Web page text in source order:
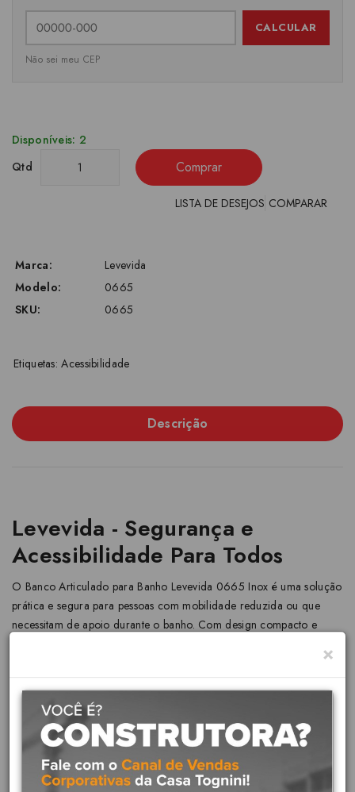
CALCULAR
Não sei meu CEP
Disponíveis: 2
Qtd
Comprar
LISTA DE DESEJOS COMPARAR
Marca:
Levevida
Modelo:
0665
SKU:
0665
Etiquetas:Acessibilidade
Descrição
Levevida - Segurança e
Acessibilidade Para Todos
O Banco Articulado para Banho Levevida 0665 Inox é uma solução
prática e segura para pessoas com mobilidade reduzida ou que
necessitam de apoio durante o banho. Com design compacto e
Características:
Estrutura:Fabricado em inox, material resistente à umidade
e corrosão, garantindo durabilidade e segurança.
vivos e com pegas laterais para maior segurança.
×